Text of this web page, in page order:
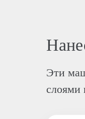
Эти
слоями